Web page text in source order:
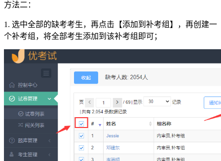
方法二：
1. 选中全部的缺考考生，再点击【添加到补考组】，再创建一
个补考组，将全部考生添加到该补考组即可；